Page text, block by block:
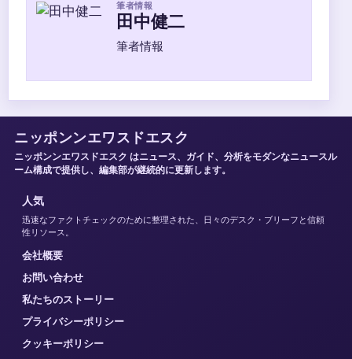
筆者情報
田中健二
筆者情報
ニッポンンエワスドエスク
ニッポンンエワスドエスク はニュース、ガイド、分析をモダンなニュースル
ーム構成で提供し、編集部が継続的に更新します。
人気
迅速なファクトチェックのために整理された、日々のデスク・ブリーフと信頼
性リソース。
会社概要
お問い合わせ
私たちのストーリー
プライバシーポリシー
クッキーポリシー